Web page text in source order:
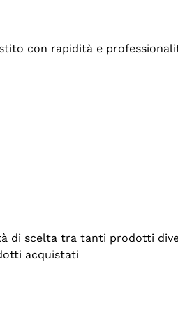
con rapidità e
di scelta tra tanti prodotti
acquistati